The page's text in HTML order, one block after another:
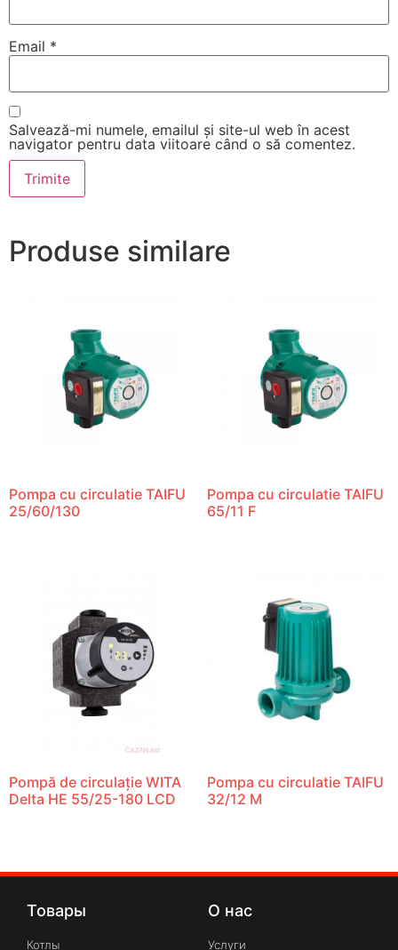
Email *
Salvează-mi numele, emailul și site-ul web în acest
navigator pentru data viitoare când o să comentez.
Produse similare
Pompa cu circulatie TAIFU
25/60/130
Pompa cu circulatie TAIFU
65/11 F
Pompă de circulație WITA
Delta HE 55/25-180 LCD
Pompa cu circulatie TAIFU
32/12 M
Товары
Котлы
О нас
Услуги